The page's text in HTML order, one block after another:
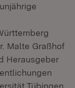
Malte Graßhof
Herausgeber
Tübingen